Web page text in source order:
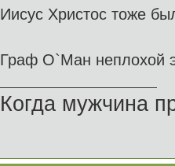
Иисус Христос тоже
Граф О`Ман неплохой
Когда мужчина